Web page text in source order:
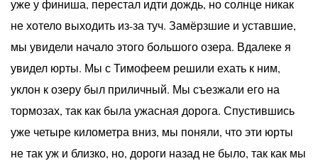
уже у финиша, перестал идти дождь, но солнце никак
не хотело выходить из-за туч. Замёрзшие и уставшие,
мы увидели начало этого большого озера. Вдалеке я
увидел юрты. Мы с Тимофеем решили ехать к ним,
уклон к озеру был приличный. Мы съезжали его на
тормозах, так как была ужасная дорога. Спустившись
уже четыре километра вниз, мы поняли, что эти юрты
не так уж и близко, но, дороги назад не было, так как мы